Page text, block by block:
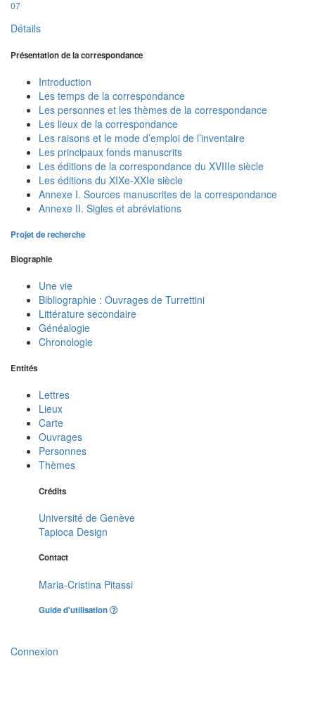
07
Détails
Présentation de la correspondance
Introduction
Les temps de la correspondance
Les personnes et les thèmes de la correspondance
Les lieux de la correspondance
Les raisons et le mode d’emploi de l’inventaire
Les principaux fonds manuscrits
Les éditions de la correspondance du XVIIIe siècle
Les éditions du XIXe-XXIe siècle
Annexe I. Sources manuscrites de la correspondance
Annexe II. Sigles et abréviations
Projet de recherche
Biographie
Une vie
Bibliographie : Ouvrages de Turrettini
Littérature secondaire
Généalogie
Chronologie
Entités
Lettres
Lieux
Carte
Ouvrages
Personnes
Thèmes
Crédits
Université de Genève
Tapioca Design
Contact
Maria-Cristina Pitassi
Guide d'utilisation
Connexion